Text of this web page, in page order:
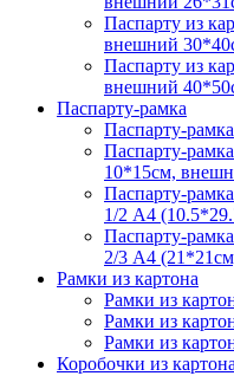
Паспарту из
внешний
Паспарту из
внешний
Паспарту-рамка
Паспарту-рамка
Паспарту-
10*15см,
Паспарту-
1/2 А4
Паспарту-
2/3 А4
Рамки из картона
Рамки из
Рамки из
Рамки из
Коробочки из картона